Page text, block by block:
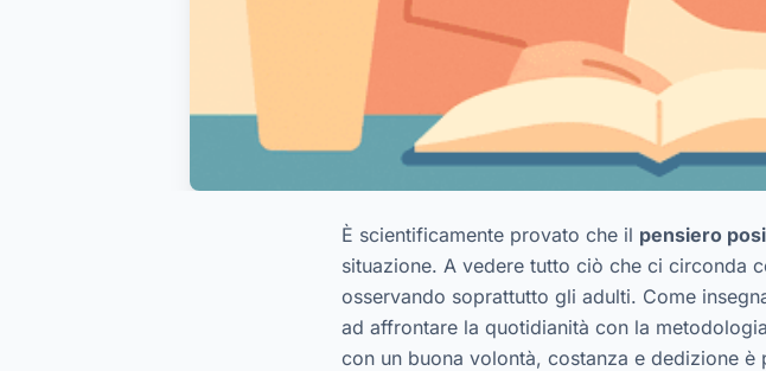
È scientificamente provato che il pensiero
situazione. A vedere tutto ciò che ci circonda
osservando soprattutto gli adulti. Come
ad affrontare la quotidianità con la
con un buona volontà, costanza e dedizione è